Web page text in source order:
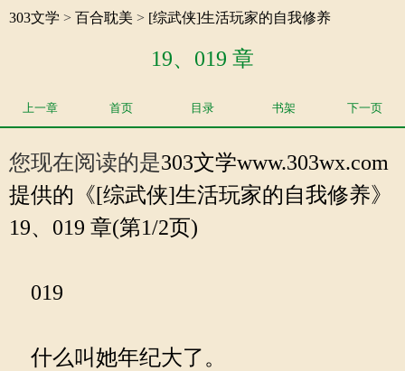
303文学 > 百合耽美 > [综武侠]生活玩家的自我修养
19、019 章
上一章 首页 目录 书架 下一页
您现在阅读的是303文学www.303wx.com
提供的《[综武侠]生活玩家的自我修养》
19、019 章(第1/2页)
019
什么叫她年纪大了。